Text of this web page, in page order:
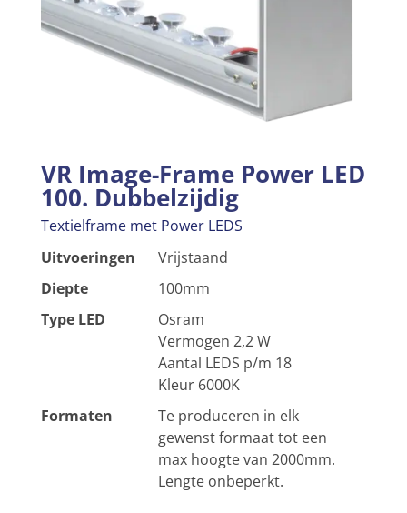
VR Image-Frame Power LED
100. Dubbelzijdig
Textielframe met Power LEDS
Uitvoeringen
Vrijstaand
Diepte
100mm
Type LED
Osram
Vermogen 2,2 W
Aantal LEDS p/m 18
Kleur 6000K
Formaten
Te produceren in elk
gewenst formaat tot een
max hoogte van 2000mm.
Lengte onbeperkt.